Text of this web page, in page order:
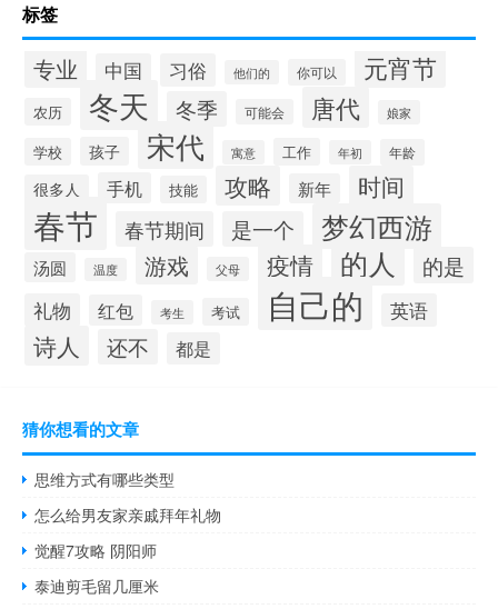
标签
专业 中国 习俗 他们的 你可以 元宵节
农历 冬天 冬季 可能会 唐代 娘家
学校 孩子 宋代 寓意 工作 年初 年龄
很多人 手机 技能 攻略 新年 时间
春节 春节期间 是一个 梦幻西游
汤圆 温度 游戏 父母 疫情 的人 的是
礼物 红包 考生 考试 自己的 英语
诗人 还不 都是
猜你想看的文章
思维方式有哪些类型
怎么给男友家亲戚拜年礼物
觉醒7攻略 阴阳师
泰迪剪毛留几厘米